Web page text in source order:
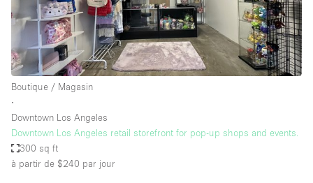
Boutique / Magasin
∙
Downtown Los Angeles
Downtown Los Angeles retail storefront for pop-up shops and events.
300 sq ft
à partir de $240 par jour